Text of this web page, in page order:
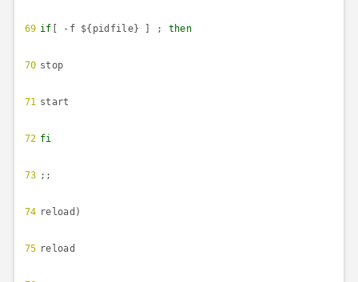
69
70
71
72
73
74
75
if [ -f ${pidfile} ] ; then
stop
start
fi
;;
reload)
reload